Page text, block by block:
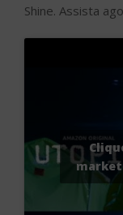
Shine. Assista